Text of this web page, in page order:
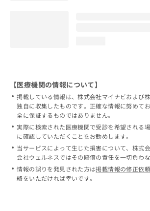
【医療機関の情報について】
掲載している情報は、株式会社マイナビおよび
独自に収集したものです。正確な情報に努めて
全に保証するものではありません。
実際に検索された医療機関で受診を希望される
に確認していただくことをお勧めします。
当サービスによって生じた損害について、株式
会社ウェルネスではその賠償の責任を一切負わな
情報の誤りを発見された方は掲載情報の修正依
絡をいただければ幸いです。